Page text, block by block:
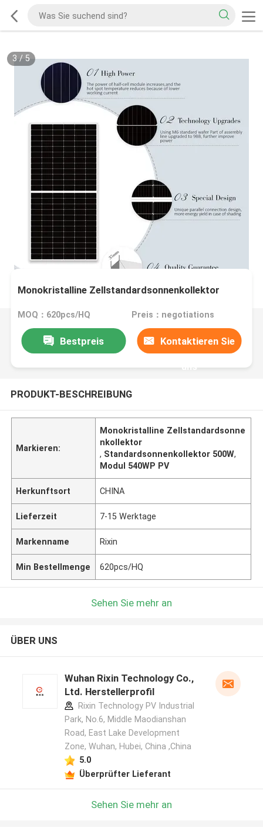
3 / 5
Monokristalline Zellstandardsonnenkollektor
MOQ：620pcs/HQ Preis：negotiations
Bestpreis Kontaktieren Sie
uns
PRODUKT-BESCHREIBUNG
Markieren:
Monokristalline Zellstandardsonne
nkollektor
, Standardsonnenkollektor 500W,
Modul 540WP PV
Herkunftsort CHINA
Lieferzeit 7-15 Werktage
Markenname Rixin
Min Bestellmenge 620pcs/HQ
Sehen Sie mehr an
ÜBER UNS
Wuhan Rixin Technology Co.,
Ltd. Herstellerprofil
Rixin Technology PV Industrial
Park, No.6, Middle Maodianshan
Road, East Lake Development
Zone, Wuhan, Hubei, China ,China
5.0
Überprüfter Lieferant
Sehen Sie mehr an